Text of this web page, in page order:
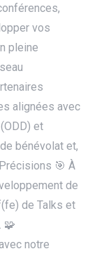
vos
pleine
alignées avec
et
bénévolat et,
🎯 À
de
de Talks et
🧩
notre